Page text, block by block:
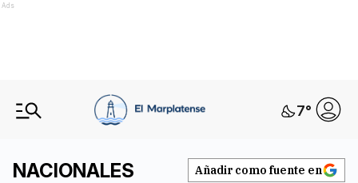
Ads
7°
NACIONALES Añadir como fuente en